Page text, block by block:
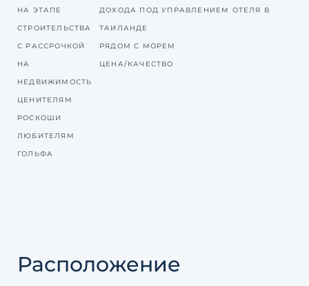
НА ЭТАПЕ
СТРОИТЕЛЬСТВА
С РАССРОЧКОЙ
НА
НЕДВИЖИМОСТЬ
ЦЕНИТЕЛЯМ
РОСКОШИ
ЛЮБИТЕЛЯМ
ГОЛЬФА
ДОХОДА ПОД УПРАВЛЕНИЕМ ОТЕЛЯ В
ТАИЛАНДЕ
РЯДОМ С МОРЕМ
ЦЕНА/КАЧЕСТВО
Расположение